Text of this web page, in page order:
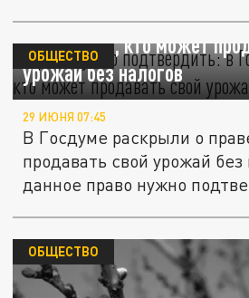
Право нужно подтвердить:
рассказали, кто может
урожай без налогов
ОБЩЕСТВО
29 ИЮНЯ 07:45
В Госдуме раскрыли о
продавать свой урожай
данное право нужно
ОБЩЕСТВО